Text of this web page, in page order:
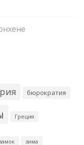
бюрократия
Греция
зима